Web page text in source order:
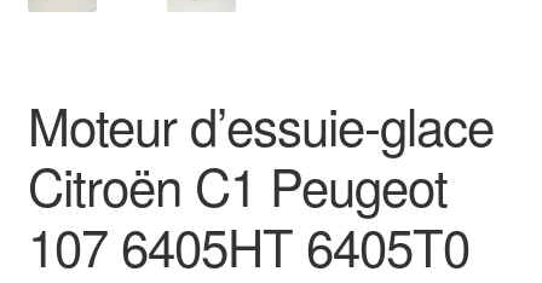
Procédure de Réclamation
Moteur d’essuie-glace
Citroën C1 Peugeot
107 6405HT 6405T0